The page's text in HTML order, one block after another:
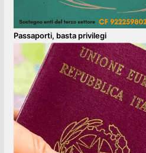
Passaporti, basta privilegi